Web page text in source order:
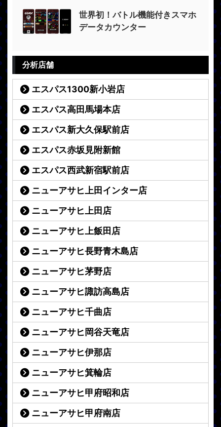
世界初！バトル機能付きスマホ
データカウンター
分析店舗
エスパス1300新小岩店
エスパス高田馬場本店
エスパス新大久保駅前店
エスパス赤坂見附新館
エスパス西武新宿駅前店
ニューアサヒ上田インター店
ニューアサヒ上田店
ニューアサヒ上飯田店
ニューアサヒ長野青木島店
ニューアサヒ茅野店
ニューアサヒ諏訪高島店
ニューアサヒ千曲店
ニューアサヒ岡谷天竜店
ニューアサヒ伊那店
ニューアサヒ箕輪店
ニューアサヒ甲府昭和店
ニューアサヒ甲府南店